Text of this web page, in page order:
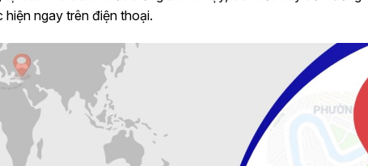
hiện ngay trên điện thoại.